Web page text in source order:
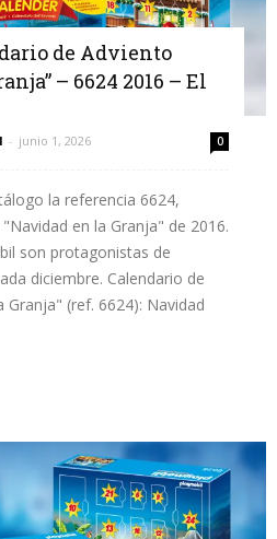
de Adviento
– 6624 2016 – El
- junio 1, 2026 0
la referencia 6624,
en la Granja" de 2016.
son protagonistas de
diciembre. Calendario de
(ref. 6624): Navidad